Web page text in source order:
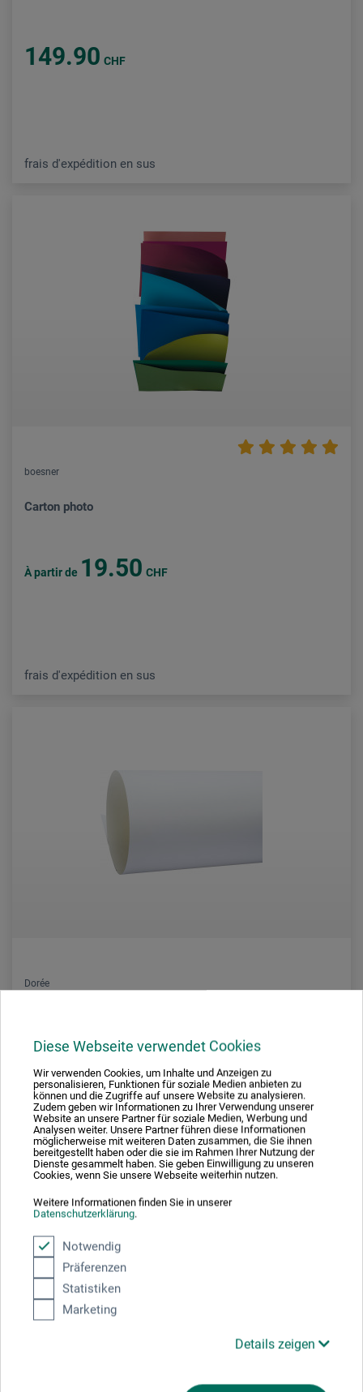
Diese Webseite verwendet Cookies
Wir verwenden Cookies, um Inhalte und Anzeigen zu
personalisieren, Funktionen für soziale Medien anbieten zu
können und die Zugriffe auf unsere Website zu analysieren.
Zudem geben wir Informationen zu Ihrer Verwendung unserer
Website an unsere Partner für soziale Medien, Werbung und
Analysen weiter. Unsere Partner führen diese Informationen
möglicherweise mit weiteren Daten zusammen, die Sie ihnen
bereitgestellt haben oder die sie im Rahmen Ihrer Nutzung der
Dienste gesammelt haben. Sie geben Einwilligung zu unseren
Cookies, wenn Sie unsere Webseite weiterhin nutzen.
Weitere Informationen finden Sie in unserer
Datenschutzerklärung.
Notwendig
Präferenzen
Statistiken
Marketing
Details zeigen
149.90 CHF
frais d'expédition en sus
boesner
Carton photo
À partir de 19.50 CHF
frais d'expédition en sus
Dorée
À partir de129.00 CHF